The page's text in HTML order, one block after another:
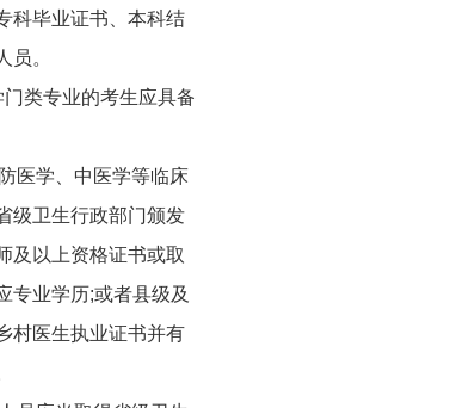
科毕业证书、本科结
员。
类专业的考生应具备
学、中医学等临床
级卫生行政部门颁发
及以上资格证书或取
专业学历;或者县级及
村医生执业证书并有